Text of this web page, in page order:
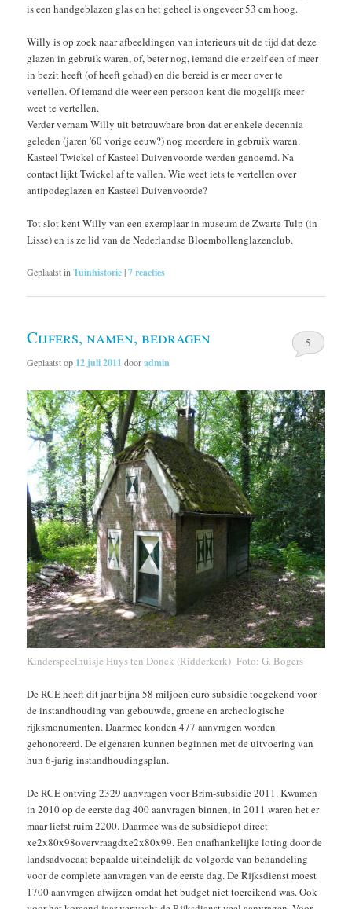
is een handgeblazen glas en het geheel is ongeveer 53 cm hoog.
Willy is op zoek naar afbeeldingen van interieurs uit de tijd dat deze
glazen in gebruik waren, of, beter nog, iemand die er zelf een of meer
in bezit heeft (of heeft gehad) en die bereid is er meer over te
vertellen. Of iemand die weer een persoon kent die mogelijk meer
weet te vertellen.
Verder vernam Willy uit betrouwbare bron dat er enkele decennia
geleden (jaren '60 vorige eeuw?) nog meerdere in gebruik waren.
Kasteel Twickel of Kasteel Duivenvoorde werden genoemd. Na
contact lijkt Twickel af te vallen. Wie weet iets te vertellen over
antipodeglazen en Kasteel Duivenvoorde?
Tot slot kent Willy van een exemplaar in museum de Zwarte Tulp (in
Lisse) en is ze lid van de Nederlandse Bloembollenglazenclub.
Geplaatst in Tuinhistorie|7reacties
Cijfers, namen, bedragen
Geplaatst op 12 juli 2011 dooradmin
5
Kinderspeelhuisje Huys ten Donck (Ridderkerk) Foto: G. Bogers
De RCE heeft dit jaar bijna 58 miljoen euro subsidie toegekend voor
de instandhouding van gebouwde, groene en archeologische
rijksmonumenten. Daarmee konden 477 aanvragen worden
gehonoreerd. De eigenaren kunnen beginnen met de uitvoering van
hun 6-jarig instandhoudingsplan.
De RCE ontving 2329 aanvragen voor Brim-subsidie 2011. Kwamen
in 2010 op de eerste dag 400 aanvragen binnen, in 2011 waren het er
maar liefst ruim 2200. Daarmee was de subsidiepot direct
xe2x80x98overvraagdxe2x80x99. Een onafhankelijke loting door de
landsadvocaat bepaalde uiteindelijk de volgorde van behandeling
voor de complete aanvragen van de eerste dag. De Rijksdienst moest
1700 aanvragen afwijzen omdat het budget niet toereikend was. Ook